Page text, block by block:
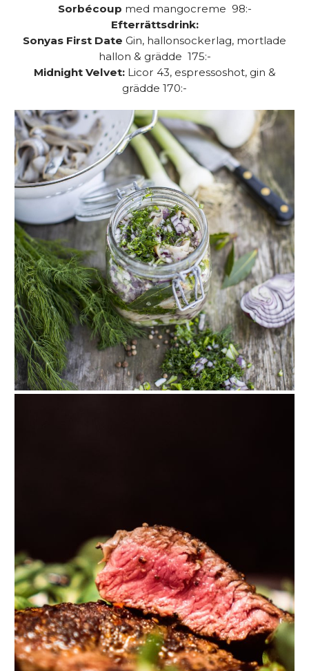
Sorbécoup med mangocreme 98:-
Efterrättsdrink:
Sonyas First Date Gin, hallonsockerlag, mortlade
hallon & grädde 175:-
Midnight Velvet:Licor 43, espressoshot, gin &
grädde 170:-